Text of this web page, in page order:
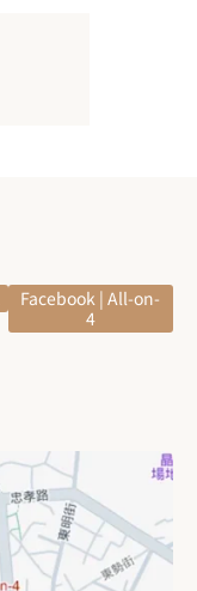
Facebook | All-on-
4